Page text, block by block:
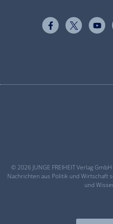
© 2026 JUNGE FREIHEIT Verlag
Nachrichten aus Politik und Wirtschaft
und